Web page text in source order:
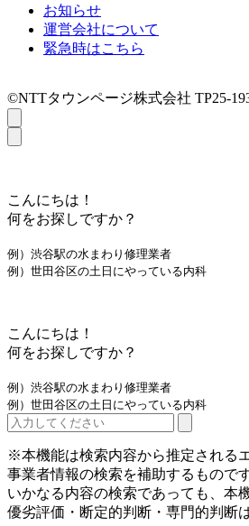
お知らせ
運営会社について
緊急時はこちら
©NTTタウンページ株式会社 TP25-193
こんにちは！
何をお探しですか？
例）渋谷駅の水まわり修理業者
例）世田谷区の土日にやっている内科
こんにちは！
何をお探しですか？
例）渋谷駅の水まわり修理業者
例）世田谷区の土日にやっている内科
※本機能は検索内容から推定される
事業者情報の検索を補助するものです
いかなる内容の検索であっても、本
優劣評価・断定的判断・専門的判断